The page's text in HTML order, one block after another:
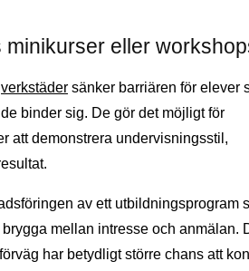
minikurser eller
verkstäder sänker barriären för elever
binder sig. De gör det möjligt för
att demonstrera undervisningsstil,
av ett utbildningsprogram
mellan intresse och anmälan.
har betydligt större chans att